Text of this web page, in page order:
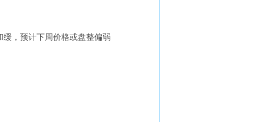
，预计下周价格或盘整偏弱